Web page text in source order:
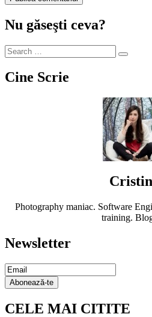
Nu găseşti ceva?
Cine Scrie
Photography maniac. Software
training.
Newsletter
Email
Subscription
Abonează-te
CELE MAI CITITE